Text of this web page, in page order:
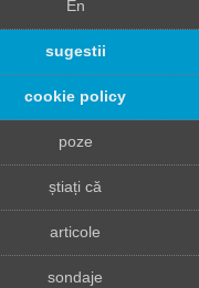
En
sugestii
cookie policy
poze
știați că
articole
sondaje